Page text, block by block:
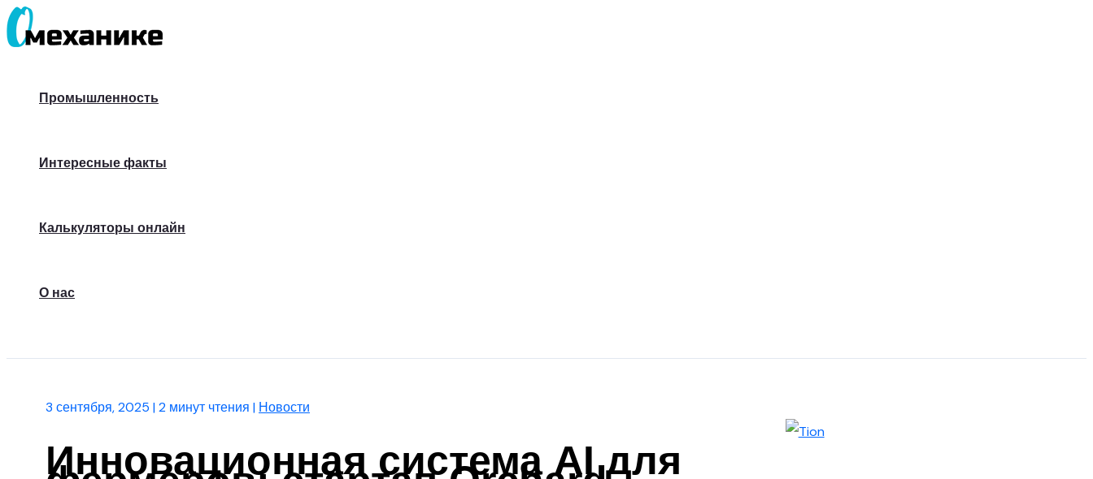
Перейти
к
Промышленность
Интересные факты
Калькуляторы онлайн
О нас
3 сентября, 2025 |2 минут чтения | Новости
Инновационная система AI для